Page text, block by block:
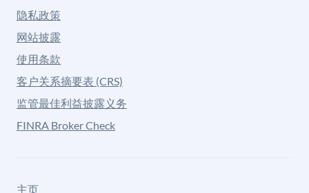
隐私政策
网站披露
使用条款
客户关系摘要表 (CRS)
监管最佳利益披露义务
FINRA Broker Check
主页